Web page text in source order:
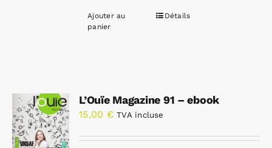
Ajouter au
panier
Détails
L’Ouïe Magazine 91 – ebook
15,00 € TVA incluse